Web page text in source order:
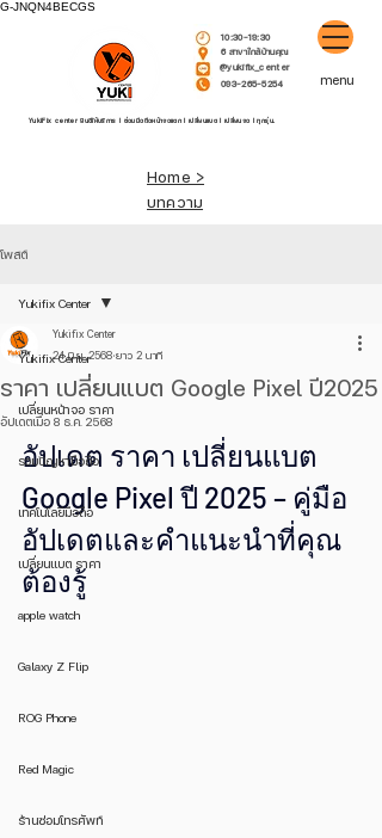
G-JNQN4BECGS
10:30-19:30
6 สาขาใกล้บ้านคุณ
@yukifix_center
093-265-5254
YukiFix center ยินดีให้บริการ l ซ่อมมือถือหน้าจอแตก l เปลี่ยนแบต l เปลี่ยนจอ l ทุกรุ่น.
menu
Home >
บทความ
โพสต์
Yukifix Center
เปลี่ยนหน้าจอ ราคา
รวมปัญหามือถือ
เทคโนโลยีมือถือ
เปลี่ยนแบต ราคา
apple watch
Galaxy Z Flip
ROG Phone
Red Magic
ร้านซ่อมโทรศัพท์
Yukifix Center
ราคา เปลี่ยนแบต Google Pixel ปี2025
Yukifix Center
24 มิ.ย. 2568 ยาว 2 นาที
อัปเดตเมื่อ 8 ธ.ค. 2568
อัปเดต ราคา เปลี่ยนแบต
Google Pixel ปี 2025 – คู่มือ
อัปเดตและคำแนะนำที่คุณ
ต้องรู้